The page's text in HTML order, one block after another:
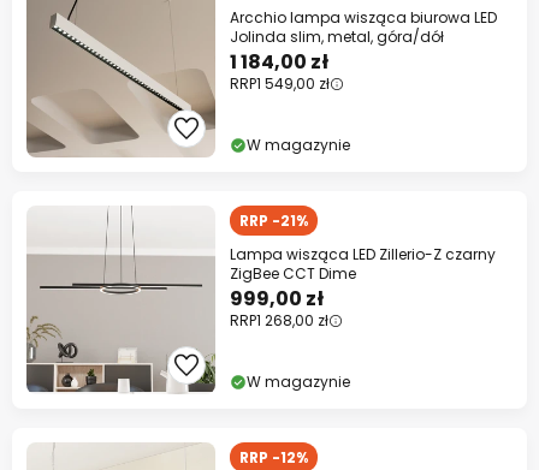
Arcchio lampa wisząca biurowa LED
Jolinda slim, metal, góra/dół
1 184,00 zł
RRP1 549,00 zł
W magazynie
RRP -21%
Lampa wisząca LED Zillerio-Z czarny
ZigBee CCT Dime
999,00 zł
RRP1 268,00 zł
W magazynie
RRP -12%